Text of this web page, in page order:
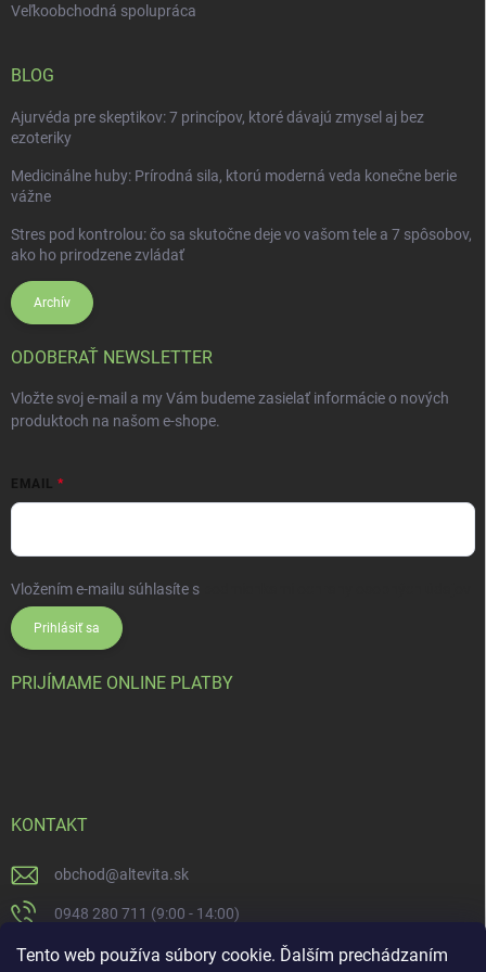
Tento web používa súbory cookie. Ďalším prechádzaním
Veľkoobchodná spolupráca
BLOG
Ajurvéda pre skeptikov: 7 princípov, ktoré dávajú zmysel aj bez
ezoteriky
Medicinálne huby: Prírodná sila, ktorú moderná veda konečne berie
vážne
Stres pod kontrolou: čo sa skutočne deje vo vašom tele a 7 spôsobov,
ako ho prirodzene zvládať
Archív
ODOBERAŤ NEWSLETTER
Vložte svoj e-mail a my Vám budeme zasielať informácie o nových
produktoch na našom e-shope.
EMAIL
Vložením e-mailu súhlasíte s
Prihlásiť sa
PRIJÍMAME ONLINE PLATBY
KONTAKT
obchod@altevita.sk
0948 280 711 (9:00 - 14:00)
Altevita.sk